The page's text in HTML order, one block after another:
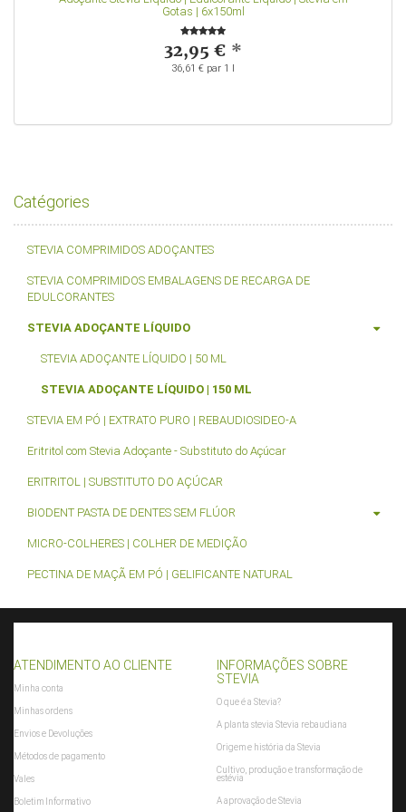
Gotas | 6x150ml
32,95 € *
36,61 € par 1 l
Catégories
STEVIA COMPRIMIDOS ADOÇANTES
STEVIA COMPRIMIDOS EMBALAGENS DE RECARGA DE
EDULCORANTES
STEVIA ADOÇANTE LÍQUIDO
STEVIA ADOÇANTE LÍQUIDO | 50 ML
STEVIA ADOÇANTE LÍQUIDO | 150 ML
STEVIA EM PÓ | EXTRATO PURO | REBAUDIOSIDEO-A
Eritritol com Stevia Adoçante - Substituto do Açúcar
ERITRITOL | SUBSTITUTO DO AÇÚCAR
BIODENT PASTA DE DENTES SEM FLÚOR
MICRO-COLHERES | COLHER DE MEDIÇÃO
PECTINA DE MAÇÃ EM PÓ | GELIFICANTE NATURAL
ATENDIMENTO AO CLIENTE
Minha conta
Minhas ordens
Envios e Devoluções
Métodos de pagamento
Vales
Boletim Informativo
INFORMAÇÕES SOBRE
STEVIA
O que é a Stevia?
A planta stevia Stevia rebaudiana
Origem e história da Stevia
Cultivo, produção e transformação de
estévia
A aprovação de Stevia